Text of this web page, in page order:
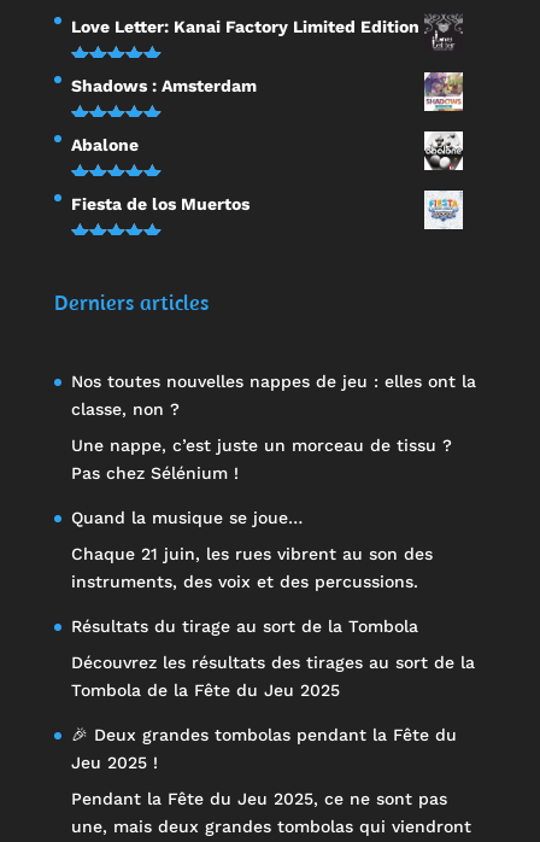
Note 5.00
sur 5
Love Letter: Kanai Factory Limited Edition
Note5.00
sur 5
Shadows : Amsterdam
Note5.00
sur 5
Abalone
Note5.00
sur 5
Fiesta de los Muertos
Derniers articles
Nos toutes nouvelles nappes de jeu : elles ont la
classe, non ?
Une nappe, c’est juste un morceau de tissu ?
Pas chez Sélénium !
Quand la musique se joue…
Chaque 21 juin, les rues vibrent au son des
instruments, des voix et des percussions.
Résultats du tirage au sort de la Tombola
Découvrez les résultats des tirages au sort de la
Tombola de la Fête du Jeu 2025
🎉 Deux grandes tombolas pendant la Fête du
Jeu 2025 !
Pendant la Fête du Jeu 2025, ce ne sont pas
une, mais deux grandes tombolas qui viendront